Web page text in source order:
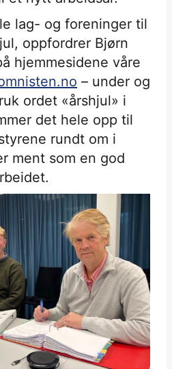
lag- og foreninger til
oppfordrer Bjørn
hjemmesidene våre
– under og
ordet «årshjul» i
det hele opp til
rundt om i
ment som en god